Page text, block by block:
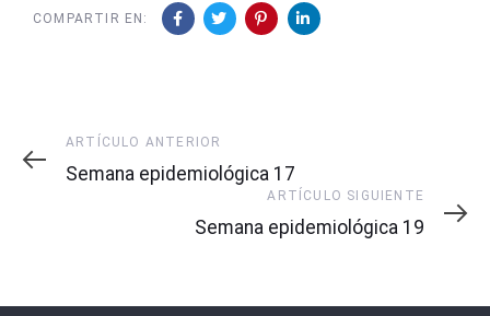
COMPARTIR EN:
Artículo
Anterior
ARTÍCULO ANTERIOR
Semana epidemiológica 17
Siguiente
ARTÍCULO SIGUIENTE
Semana epidemiológica 19